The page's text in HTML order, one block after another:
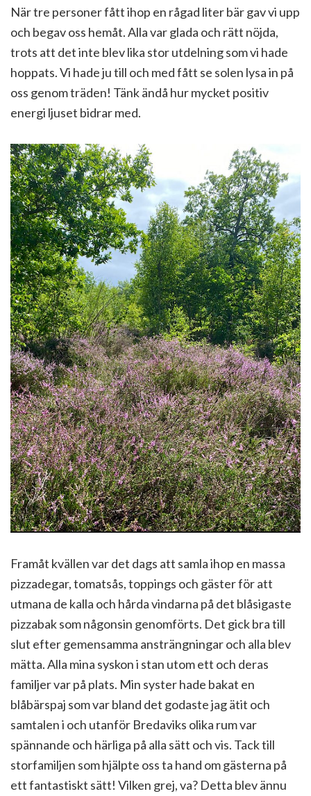
När tre personer fått ihop en rågad liter bär gav vi upp
och begav oss hemåt. Alla var glada och rätt nöjda,
trots att det inte blev lika stor utdelning som vi hade
hoppats. Vi hade ju till och med fått se solen lysa in på
oss genom träden! Tänk ändå hur mycket positiv
energi ljuset bidrar med.
Framåt kvällen var det dags att samla ihop en massa
pizzadegar, tomatsås, toppings och gäster för att
utmana de kalla och hårda vindarna på det blåsigaste
pizzabak som någonsin genomförts. Det gick bra till
slut efter gemensamma ansträngningar och alla blev
mätta. Alla mina syskon i stan utom ett och deras
familjer var på plats. Min syster hade bakat en
blåbärspaj som var bland det godaste jag ätit och
samtalen i och utanför Bredaviks olika rum var
spännande och härliga på alla sätt och vis. Tack till
storfamiljen som hjälpte oss ta hand om gästerna på
ett fantastiskt sätt! Vilken grej, va? Detta blev ännu